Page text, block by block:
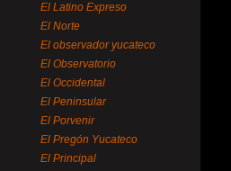
El Latino Expreso
El Norte
El observador yucateco
El Observatorio
El Occidental
El Peninsular
El Porvenir
El Pregón Yucateco
El Principal